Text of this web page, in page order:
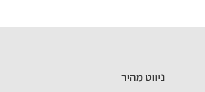
ניווט מהיר